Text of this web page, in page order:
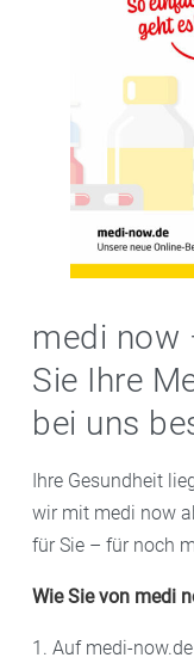
medi now
Sie Ihre
bei uns
Ihre Gesundheit
wir mit medi now
für Sie – für noch
Wie Sie von medi
1. Auf medi-